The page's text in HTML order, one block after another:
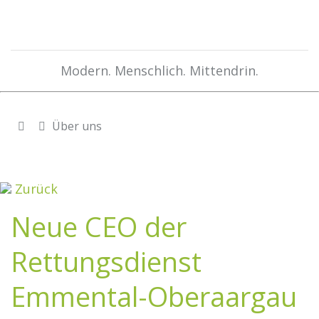
Modern. Menschlich. Mittendrin.
Über uns
Zurück
Neue CEO der
Rettungsdienst
Emmental-Oberaargau